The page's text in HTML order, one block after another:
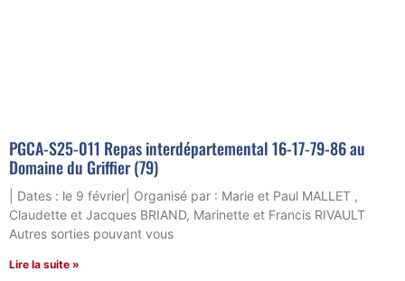
PGCA-S25-011 Repas interdépartemental 16-17-79-86 au
Domaine du Griffier (79)
| Dates : le 9 février| Organisé par : Marie et Paul MALLET ,
Claudette et Jacques BRIAND, Marinette et Francis RIVAULT
Autres sorties pouvant vous
Lire la suite »